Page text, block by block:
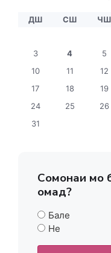
ДШ СШ ЧШ
3
4 5
10
11 12
17
18 19
24
25 26
31
Сомонаи мо
омад?
Бале
Не